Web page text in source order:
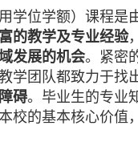
学位学额）课程是
的教学及专业经验
发展的机会。紧密
学团队都致力于找
碍。毕业生的专业
校的基本核心价值